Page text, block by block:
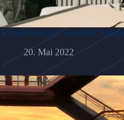
Tortor Posuere Consequat
20. Mai 2022